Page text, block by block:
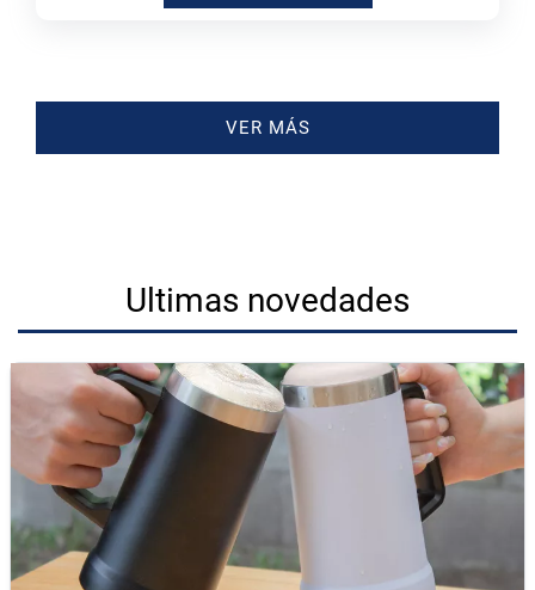
VER MÁS
Ultimas novedades